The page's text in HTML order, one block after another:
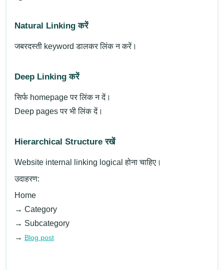
Natural Linking करें
जबरदस्ती keyword डालकर लिंक न करें।
Deep Linking करें
सिर्फ homepage पर लिंक न दें।
Deep pages पर भी लिंक दें।
Hierarchical Structure रखें
Website internal linking logical होना चाहिए।
उदाहरण:
Home
→ Category
→ Subcategory
→ Blog post